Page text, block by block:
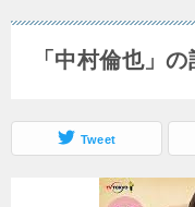
「中村倫也」
Tweet